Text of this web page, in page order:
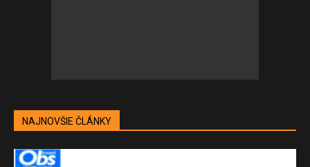
NAJNOVŠIE ČLÁNKY